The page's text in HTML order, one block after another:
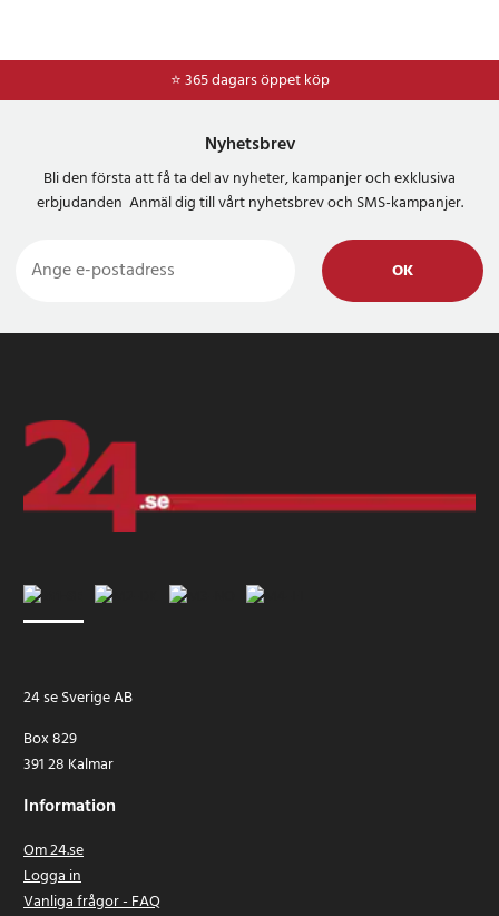
⭐ 365 dagars öppet köp
⭐Frakt 49kr *
Nyhetsbrev
Bli den första att få ta del av nyheter, kampanjer och exklusiva
erbjudanden Anmäl dig till vårt nyhetsbrev och SMS-kampanjer.
OK
24 se Sverige AB
Box 829
391 28 Kalmar
Information
Om 24.se
Logga in
Vanliga frågor - FAQ